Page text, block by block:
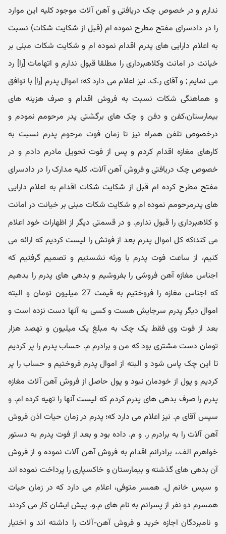
ندارم و در خصوص چک دریافتی و آهن آلات موجود کلیه این موارد
را در دادسرای مفتح مطرح نموده ام (قبل از شکایت شکات) نسبت
به اعلام دارایی های پدرم اقدام نموده ام و شکایت شکات مبنی بر
خیانت در امانت وکلاهبرداری را مطلقا قبول ندارم و اتهامات [را] رد
می نمایم ; و آقای ر.ک. نیز اعلام می دارد که؛ اموال پدرم [را] با توافق
و هماهنگی شکات نسبت به فروش اقدام و صرف هزینه های
بیمارستان،کفن و دفن و چک های برگشتی پدر مرحومم نمودم و
درخصوص تلفن همراه نیز تا زمان فوت مرحوم پدرم نسبت به
کارهای مغازه اقدام کردم و پس از فوت تحویل مادرم دادم و در
خصوص چک دریافتی و فروش آهن آلات، کلیه مدارک را در دادسرای
مفتح مطرح کرده ام قبل از شکایت شکات اقدام به اعلام دارایی
های پدرمرحومم نموده ام و شکایت شکات مبنی بر خیانت در امانت
و کلاهبرداری را قبول ندارم. و در قسمتی دیگر از اظهارات خود اعلام
می کند؛که کل اموال پدرم بعد از فوتش را لیست کردیم که ارائه می
کنیم، از ساعت فوت پدرم با ورثه نشستیم و تصمیم گرفتیم که
اجناس مغازه آهن فروشی را بفروشیم و بدهی های پدرم را بدهیم
که اجناس مغازه را فروختیم به قیمت 27 میلیون تومان و البته
اموال دیگر پدرم سرجایش هست و کسی به آنها دست نزده است و
بعد از فوت وی فقط یک چک به مبلغ یک میلیون و نهصد هزار
تومان دست مشتری بود که من و برادرم م. حساب پدرم را پر کردیم
تا این چک پاس شود و البته از اموال پدرم فروختیم و حساب را پر
کردیم و پول از خودمان نبود و پول حاصل از فروش آهن آلات مغازه
پدرم را صرف بدهی های پدرم کردم که لیست آنها را تهیه کرده ام. و
سپس آقای م. نیز اعلام می دارد که؛ پدرم در زمان حیات اذن فروش
آهن آلات را به برادرم ر. و م. داده بود و بعد از فوت پدرم به دستور
خواهرم الف.، برادرانم اقدام به فروش آهن آلات نموده و از فروش
آن بدهی های گذشته و بیمارستان و خاکسپاری را پرداخت نموده اند
و سپس خانم ل. همسر متوفی، اعلام می دارد که در زمان حیات
همسرم دو نفر از پسرانم به نام های م.و. پیش ایشان کار می کردند
و نامبردگان اجازه خرید و فروش آهن-آلات را داشته اند و اختیار